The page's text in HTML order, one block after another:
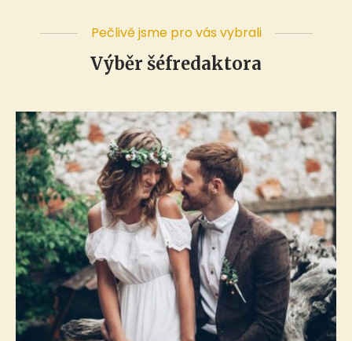
Pečlivě jsme pro vás vybrali
Výběr šéfredaktora